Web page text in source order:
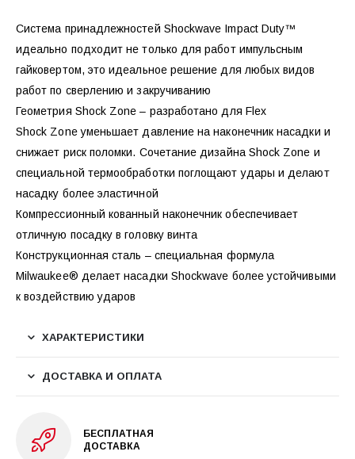
Система принадлежностей Shockwave Impact Duty™
идеально подходит не только для работ импульсным
гайковертом, это идеальное решение для любых видов
работ по сверлению и закручиванию
Геометрия Shock Zone – разработано для Flex
Shock Zone уменьшает давление на наконечник насадки и
снижает риск поломки. Сочетание дизайна Shock Zone и
специальной термообработки поглощают удары и делают
насадку более эластичной
Компрессионный кованный наконечник обеспечивает
отличную посадку в головку винта
Конструкционная сталь – специальная формула
Milwaukee® делает насадки Shockwave более устойчивыми
к воздействию ударов
ХАРАКТЕРИСТИКИ
ДОСТАВКА И ОПЛАТА
БЕСПЛАТНАЯ
ДОСТАВКА